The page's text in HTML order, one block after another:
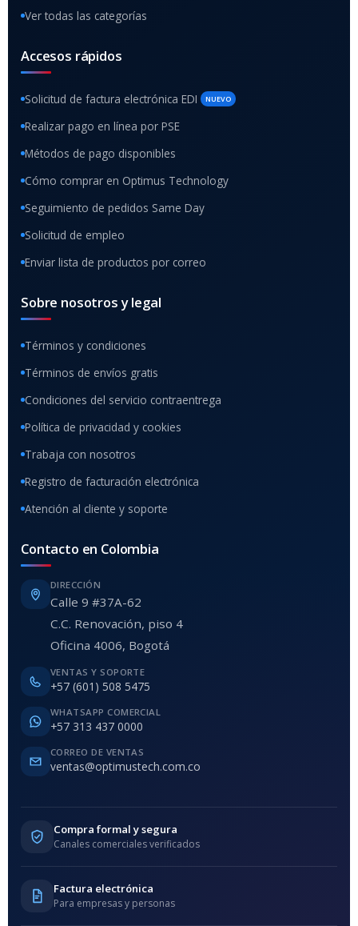
Ver todas las categorías
Accesos rápidos
Solicitud de factura electrónica EDI NUEVO
Realizar pago en línea por PSE
Métodos de pago disponibles
Cómo comprar en Optimus Technology
Seguimiento de pedidos Same Day
Solicitud de empleo
Enviar lista de productos por correo
Sobre nosotros y legal
Términos y condiciones
Términos de envíos gratis
Condiciones del servicio contraentrega
Política de privacidad y cookies
Trabaja con nosotros
Registro de facturación electrónica
Atención al cliente y soporte
Contacto en Colombia
DIRECCIÓN
Calle 9 #37A-62
C.C. Renovación, piso 4
Oficina 4006, Bogotá
VENTAS Y SOPORTE
+57 (601) 508 5475
WHATSAPP COMERCIAL
+57 313 437 0000
CORREO DE VENTAS
ventas@optimustech.com.co
Compra formal y segura
Canales comerciales verificados
Factura electrónica
Para empresas y personas